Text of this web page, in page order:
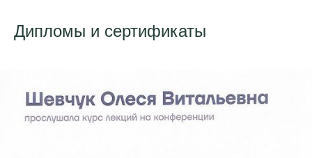
Дипломы и сертификаты